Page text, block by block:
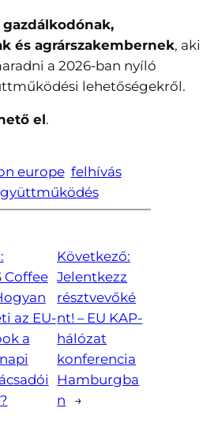
és agrárszakembernek, aki
a 2026-ban nyíló
lehetőségekről.
el.
europe felhívás
Coffee
az EU-
a
Következő:
Jelentkezz
résztvevőké
nt! – EU KAP-
hálózat
konferencia
Hamburgba
n
→